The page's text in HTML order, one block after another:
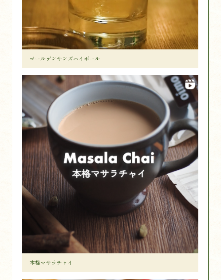
ゴールデンサンズハイボール
本格マサラチャイ